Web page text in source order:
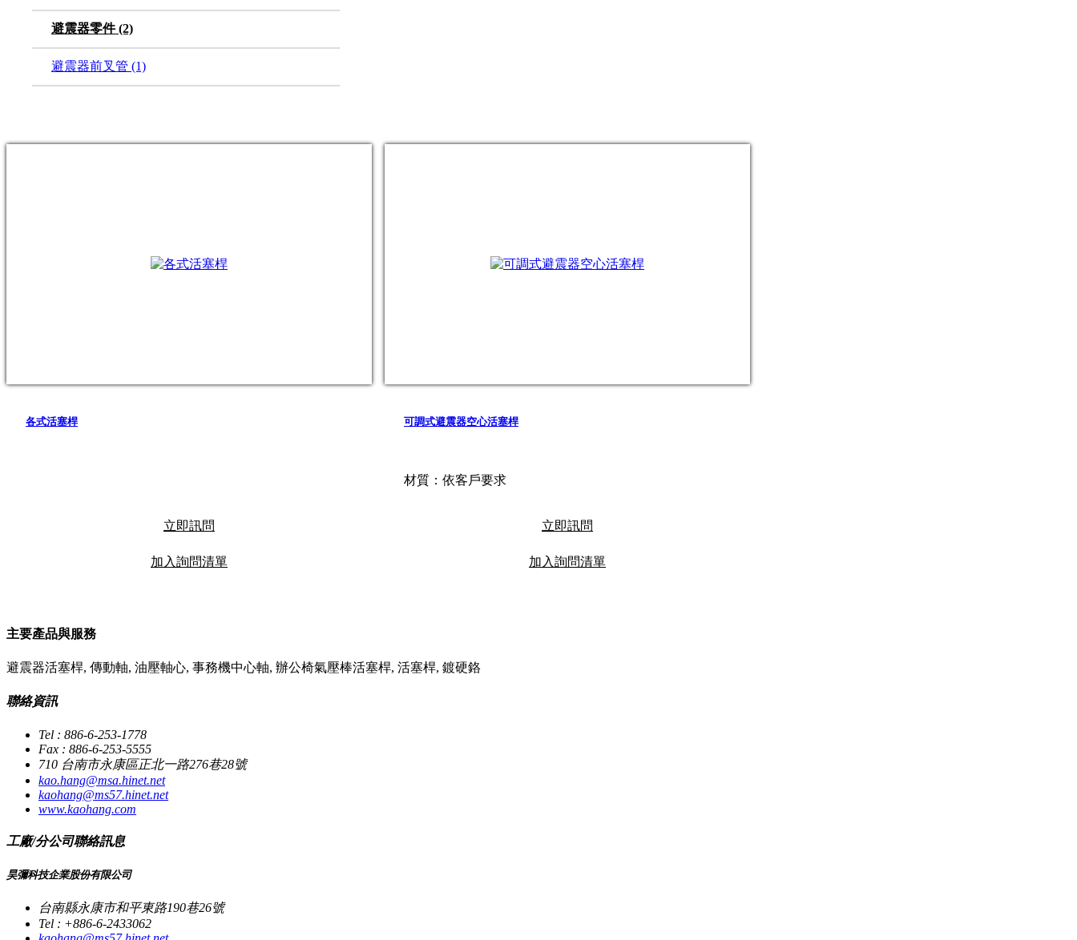
避震器零件(2)
避震器前叉管 (1)
各式活塞桿
立即訊問
加入詢問清單
可調式避震器空心活塞桿
材質：依客戶要求
立即訊問
加入詢問清單
主要產品與服務
避震器活塞桿, 傳動軸, 油壓軸心, 事務機中心軸, 辦公椅氣壓棒活塞桿, 活塞桿, 鍍硬鉻
聯絡資訊
Tel : 886-6-253-1778
Fax : 886-6-253-5555
710 台南市永康區正北一路276巷28號
kao.hang@msa.hinet.net
kaohang@ms57.hinet.net
www.kaohang.com
工廠/分公司聯絡訊息
昊彌科技企業股份有限公司
台南縣永康市和平東路190巷26號
Tel : +886-6-2433062